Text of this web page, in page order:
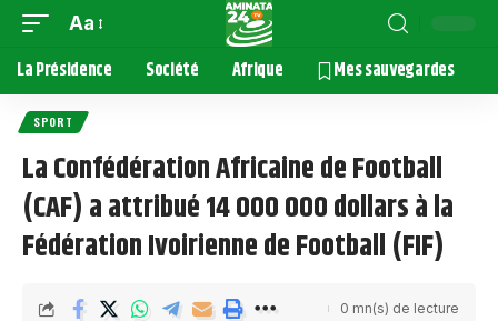
Aa
La Présidence Société Afrique Mes sauvegardes
SPORT
La Confédération Africaine de Football
(CAF) a attribué 14 000 000 dollars à la
Fédération Ivoirienne de Football (FIF)
0 mn(s) de lecture